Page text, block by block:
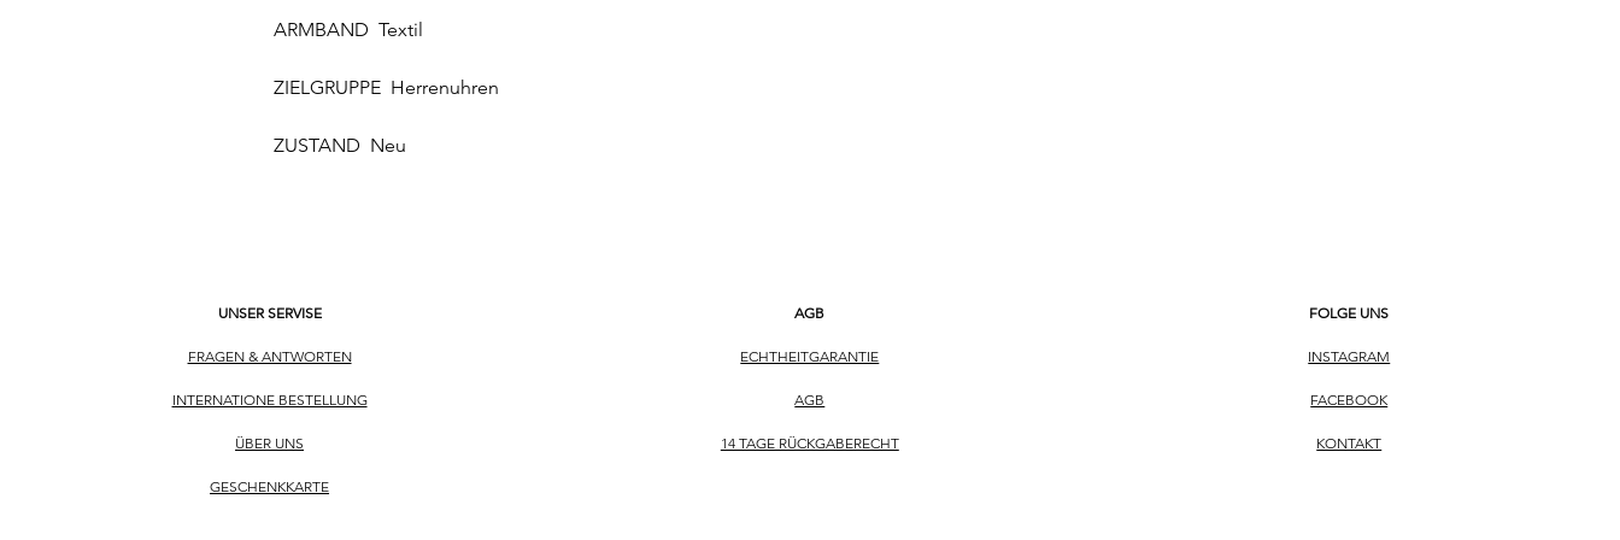
ARMBAND Textil
ZIELGRUPPE Herrenuhren
ZUSTAND Neu
UNSER SERVISE
FRAGEN & ANTWORTEN
INTERNATIONE BESTELLUNG
ÜBER UNS
​GESCHENKKARTE
AGB
ECHTHEITGARANTIE
AGB
14 TAGE RÜCKGABERECHT
FOLGE UNS
INSTAGRAM
FACEBOOK
KONTAKT